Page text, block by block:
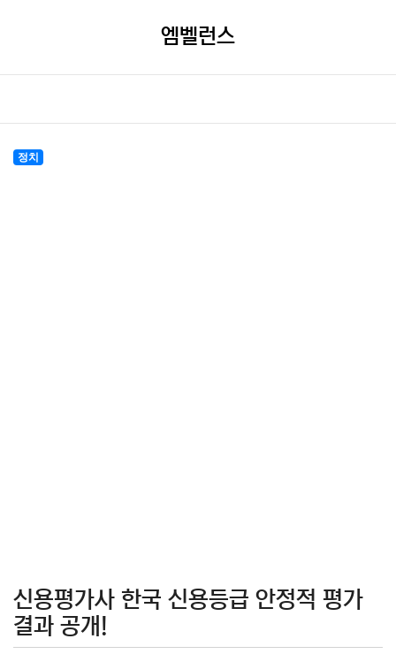
엠벨런스
정치
신용평가사 한국 신용등급 안정적 평가
결과 공개!